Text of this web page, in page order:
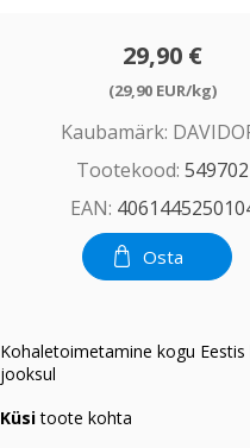
29,90 €
(29,90 EUR/kg)
Kaubamärk:
Tootekood: 549702
EAN:
Osta
Kohaletoimetamine kogu
jooksul
Küsitoote kohta